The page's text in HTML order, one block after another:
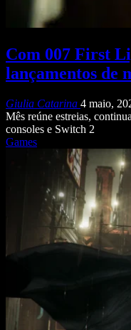
Com 007 First
lançamentos de
Giulia Catarina 4 maio,
Mês reúne estreias,
consoles e Switch 2
Games